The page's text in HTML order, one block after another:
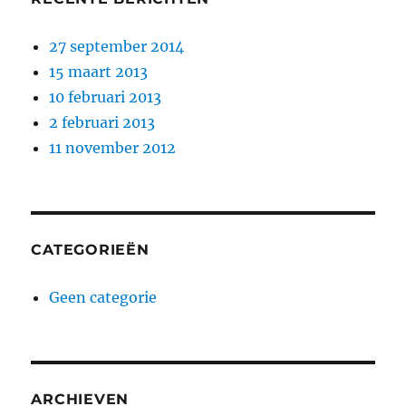
27 september 2014
15 maart 2013
10 februari 2013
2 februari 2013
11 november 2012
CATEGORIEËN
Geen categorie
ARCHIEVEN